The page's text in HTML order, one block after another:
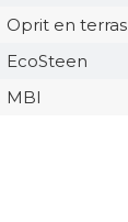
Oprit en terras
EcoSteen
MBI